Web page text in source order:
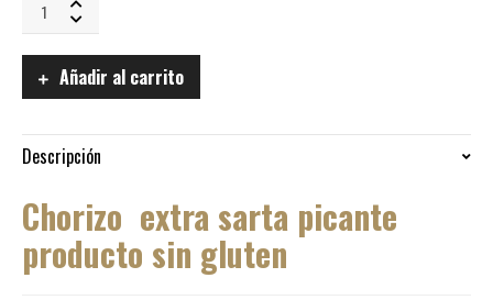
Extra
Picante
producto
gluten
quantity
Añadir al carrito
Descripción
Chorizo extra sarta picante
producto sin gluten